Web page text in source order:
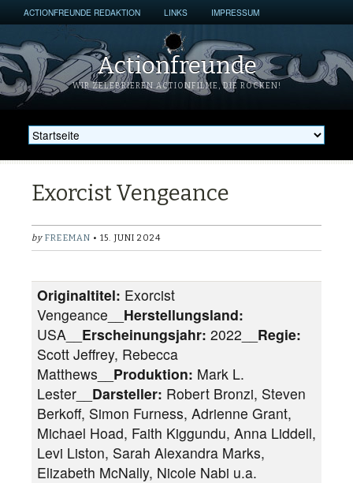
ACTIONFREUNDE REDAKTION LINKS IMPRESSUM
Actionfreunde
WIR ZELEBRIEREN ACTIONFILME, DIE ROCKEN!
Exorcist Vengeance
by FREEMAN • 15. JUNI 2024
Originaltitel: Exorcist
Vengeance__ Herstellungsland:
USA__ Erscheinungsjahr: 2022__ Regie:
Scott Jeffrey, Rebecca
Matthews__ Produktion: Mark L.
Lester__ Darsteller: Robert Bronzi, Steven
Berkoff, Simon Furness, Adrienne Grant,
Michael Hoad, Faith Kiggundu, Anna Liddell,
Levi Liston, Sarah Alexandra Marks,
Elizabeth McNally, Nicole Nabi u.a.